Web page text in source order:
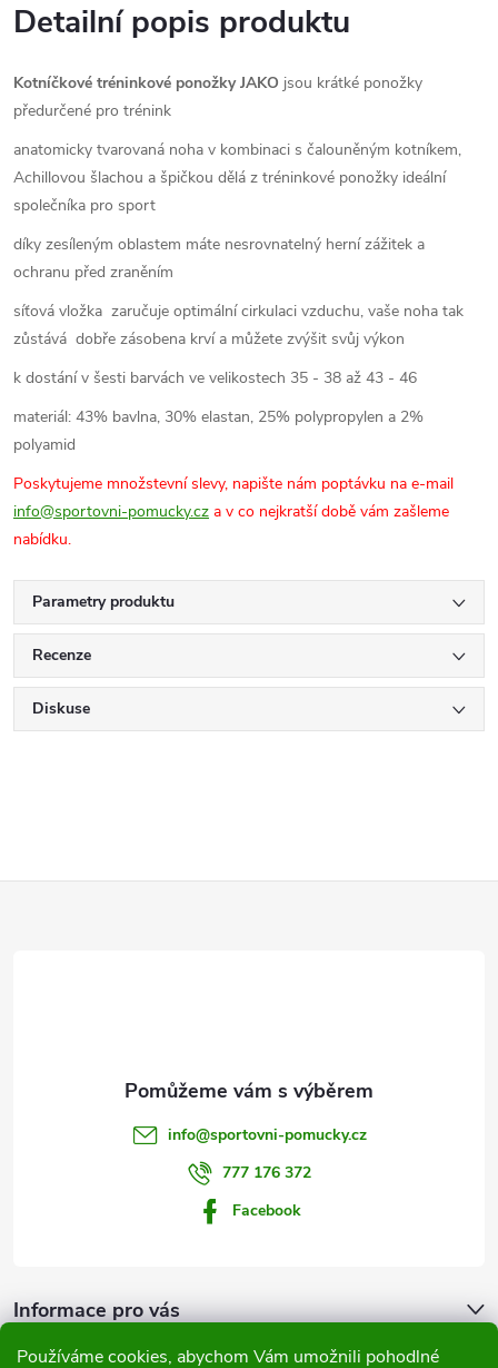
Používáme cookies, abychom Vám umožnili pohodlné
Detailní popis produktu
Kotníčkové tréninkové ponožky JAKO jsou krátké ponožky
předurčené pro trénink
anatomicky tvarovaná noha v kombinaci s čalouněným kotníkem,
Achillovou šlachou a špičkou dělá z tréninkové ponožky ideální
společníka pro sport
díky zesíleným oblastem máte nesrovnatelný herní zážitek a
ochranu před zraněním
síťová vložka zaručuje optimální cirkulaci vzduchu, vaše noha tak
zůstává dobře zásobena krví a můžete zvýšit svůj výkon
k dostání v šesti barvách ve velikostech 35 - 38 až 43 - 46
materiál: 43% bavlna, 30% elastan, 25% polypropylen a 2%
polyamid
Poskytujeme množstevní slevy, napište nám poptávku na e-mail
info@sportovni-pomucky.cz a v co nejkratší době vám zašleme
nabídku.
Parametry produktu
Recenze
Diskuse
info@sportovni-pomucky.cz
777 176 372
Facebook
Informace pro vás